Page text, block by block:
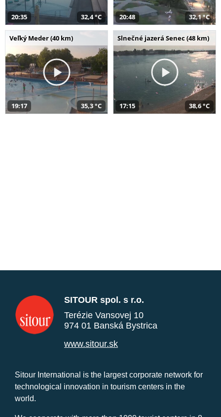
20:35 32,4 °C 20:48 32,1 °C
Veľký Meder (40 km)
19:17 35,3 °C
Slnečné jazerá Senec (48 km)
17:15 38,6 °C
SITOUR spol. s r.o.
Terézie Vansovej 10
974 01 Banská Bystrica
www.sitour.sk
Sitour International is the largest corporate network for
technological innovation in tourism centers in the
world.